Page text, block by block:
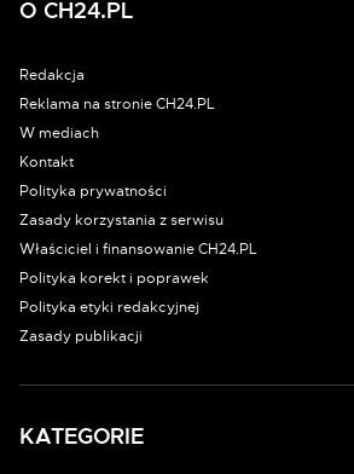
O CH24.PL
Redakcja
Reklama na stronie CH24.PL
W mediach
Kontakt
Polityka prywatności
Zasady korzystania z serwisu
Właściciel i finansowanie CH24.PL
Polityka korekt i poprawek
Polityka etyki redakcyjnej
Zasady publikacji
KATEGORIE